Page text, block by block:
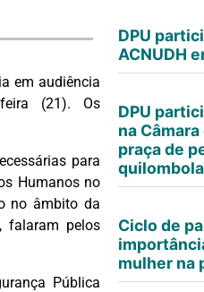
em audiência
(21). Os
para
Humanos no
no âmbito da
falaram pelos
Pública
DPU
ACNUDH
DPU
na
praça de
Ciclo de
mulher na